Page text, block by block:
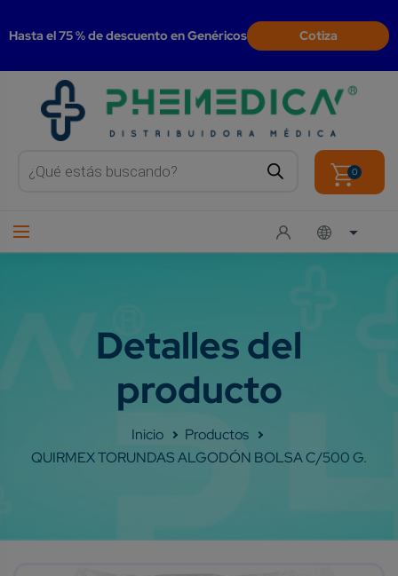
Hasta el 75 % de descuento en Genéricos Cotiza
search 0
Shop
QUIRMEX TORUNDAS ALGODÓN BOLSA C/500 G.